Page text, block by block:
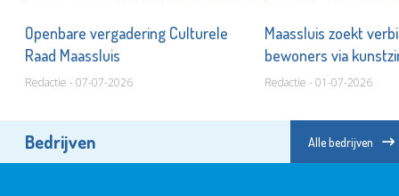
Openbare vergadering Culturele
Raad Maassluis
Redactie - 07-07-2026
Maassluis zoekt
bewoners via
en flyers
Redactie - 01-07-2026
Bedrijven Alle bedrijven